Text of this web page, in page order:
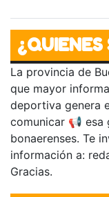
¿QUIENES
La provincia de
que mayor
deportiva genera
comunicar 📢 esa
bonaerenses. Te
información a:
Gracias.